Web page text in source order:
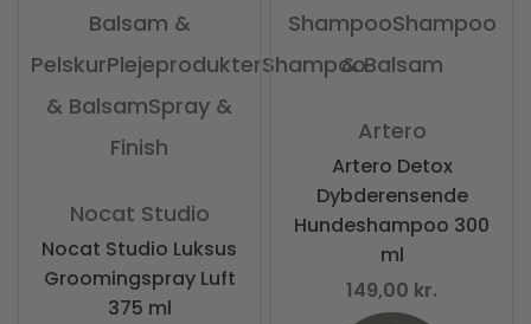
Balsam &
PelskurPlejeprodukterShampoo
& BalsamSpray &
Finish
Nocat Studio
Nocat Studio Luksus
Groomingspray Luft
375 ml
ShampooShampoo
& Balsam
Artero
Artero Detox
Dybderensende
Hundeshampoo 300
ml
149,00 kr.